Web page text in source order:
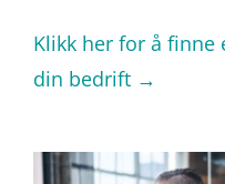
Klikk her for å finne
din bedrift →